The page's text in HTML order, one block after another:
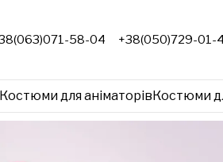
58-04 +38(050)729-01-
Костюми для аніматорівКостюми